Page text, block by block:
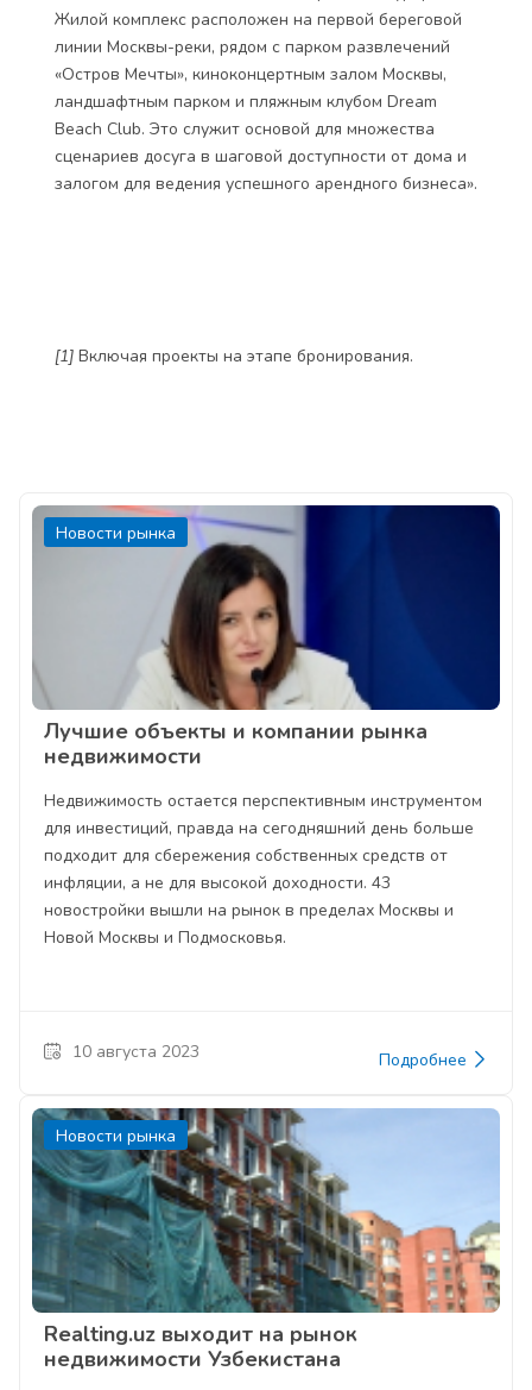
Жилой комплекс расположен на первой береговой
линии Москвы-реки, рядом с парком развлечений
«Остров Мечты», киноконцертным залом Москвы,
ландшафтным парком и пляжным клубом Dream
Beach Club. Это служит основой для множества
сценариев досуга в шаговой доступности от дома и
залогом для ведения успешного арендного бизнеса».
[1] Включая проекты на этапе бронирования.
Новости рынка
Лучшие объекты и компании рынка
недвижимости
Недвижимость остается перспективным инструментом
для инвестиций, правда на сегодняшний день больше
подходит для сбережения собственных средств от
инфляции, а не для высокой доходности. 43
новостройки вышли на рынок в пределах Москвы и
Новой Москвы и Подмосковья.
10 августа 2023 Подробнее
Новости рынка
Realting.uz выходит на рынок
недвижимости Узбекистана